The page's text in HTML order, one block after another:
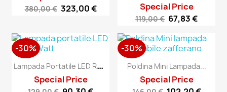
380,00 € 323,00 € Special Price
119,00 € 67,83 €
L
Ampada Portatile LED RGB 3...
Special Price
-30%
Poldina Mini Lampada...
Special Price
-30%